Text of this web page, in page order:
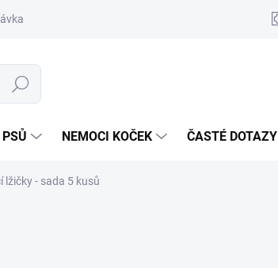
Hledat
NEMOCI KOČEK ČASTÉ DOTAZY
lžičky - sada 5 kusů